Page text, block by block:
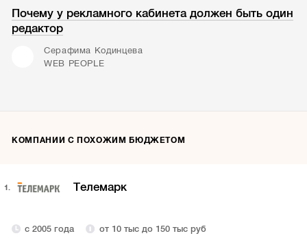
Почему у рекламного кабинета должен быть один
редактор
Серафима Кодинцева
WEB PEOPLE
КОМПАНИИ С ПОХОЖИМ БЮДЖЕТОМ
1. Телемарк
с 2005 года
от 10 тыс до 150 тыс руб